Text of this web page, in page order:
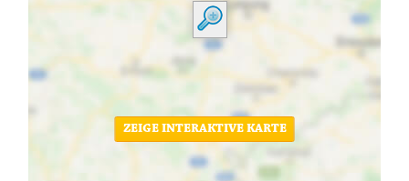
ZEIGE INTERAKTIVE KARTE